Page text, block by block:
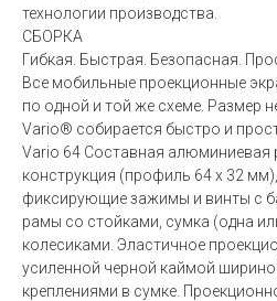
технологии производства.
СБОРКА
Гибкая. Быстрая. Безопасная.
Все мобильные проекционные
по одной и той же схеме. Размер
Vario® собирается быстро и
Vario 64 Составная алюминиевая
конструкция (профиль 64 x 32
фиксирующие зажимы и винты с
рамы со стойками, сумка (одна
колесиками. Эластичное
усиленной черной каймой
креплениями в сумке.